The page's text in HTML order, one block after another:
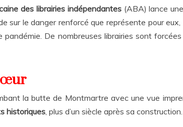
des librairies indépendantes(ABA) lance
sur le danger renforcé que représente pour
De nombreuses librairies sont
la butte de Montmartre avec une vue
historiques, plus d’un siècle après sa construction.